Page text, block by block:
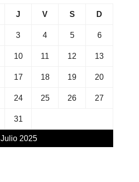
Julio 2025
J V S D
3 4 5 6
10 11 12 13
17 18 19 20
24 25 26 27
31